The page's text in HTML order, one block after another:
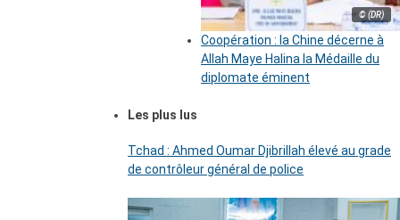
© (DR)
Coopération : la Chine décerne à
Allah Maye Halina la Médaille du
diplomate éminent
Les plus lus
Tchad : Ahmed Oumar Djibrillah élevé au grade
de contrôleur général de police